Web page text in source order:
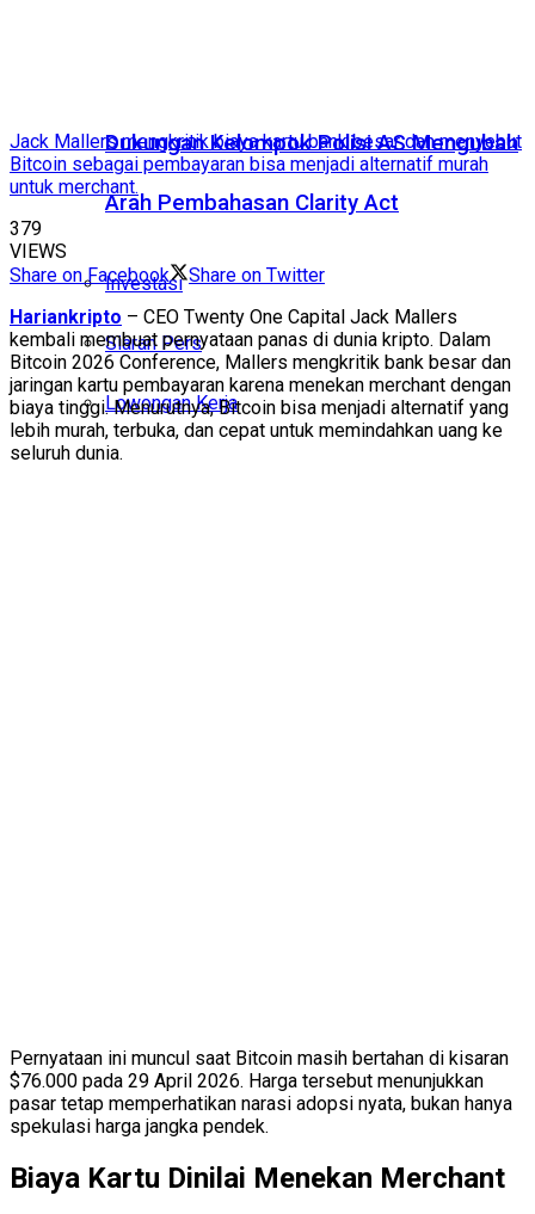
Dukungan Kelompok Polisi AS Mengubah
Arah Pembahasan Clarity Act
Investasi
Siaran Pers
Lowongan Kerja
Jack Mallers mengkritik biaya kartu bank besar dan menyebut
Bitcoin sebagai pembayaran bisa menjadi alternatif murah
untuk merchant.
379
VIEWS
Share on Facebook
Share on Twitter
Hariankripto – CEO Twenty One Capital Jack Mallers
kembali membuat pernyataan panas di dunia kripto. Dalam
Bitcoin 2026 Conference, Mallers mengkritik bank besar dan
jaringan kartu pembayaran karena menekan merchant dengan
biaya tinggi. Menurutnya, Bitcoin bisa menjadi alternatif yang
lebih murah, terbuka, dan cepat untuk memindahkan uang ke
seluruh dunia.
Pernyataan ini muncul saat Bitcoin masih bertahan di kisaran
$76.000 pada 29 April 2026. Harga tersebut menunjukkan
pasar tetap memperhatikan narasi adopsi nyata, bukan hanya
spekulasi harga jangka pendek.
Biaya Kartu Dinilai Menekan Merchant